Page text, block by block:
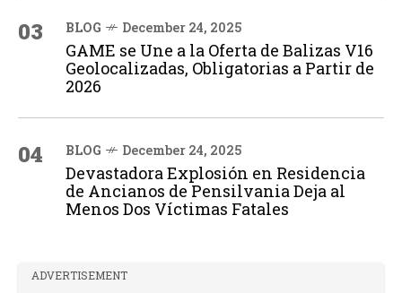
03 BLOG December 24, 2025
GAME se Une a la Oferta de Balizas V16
Geolocalizadas, Obligatorias a Partir de
2026
04 BLOG December 24, 2025
Devastadora Explosión en Residencia
de Ancianos de Pensilvania Deja al
Menos Dos Víctimas Fatales
ADVERTISEMENT